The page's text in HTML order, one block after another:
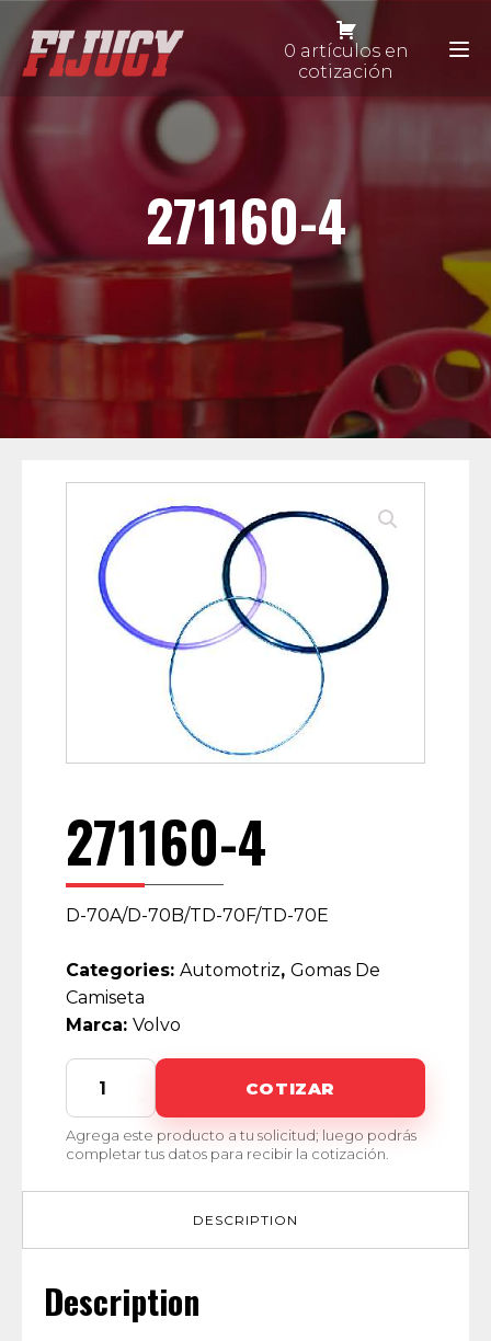
0 artículos en
cotización
271160-4
271160-4
D-70A/D-70B/TD-70F/TD-70E
Categories: Automotriz, Gomas De
Camiseta
Marca: Volvo
271160-
quantity
COTIZAR
Agrega este producto a tu solicitud; luego podrás
completar tus datos para recibir la cotización.
DESCRIPTION
Description